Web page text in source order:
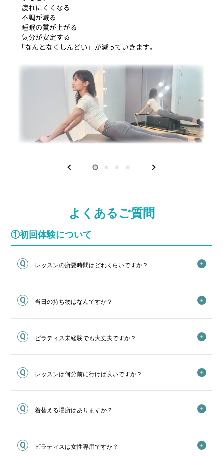
よくあるご質問
①初回体験について
レッスンの所要時間はどれくらいですか？
当日の持ち物はなんですか？
ピラティス未経験でも大丈夫ですか？
レッスンは何分前に行けば良いですか？
着替える場所はありますか？
ピラティスは女性専用ですか？